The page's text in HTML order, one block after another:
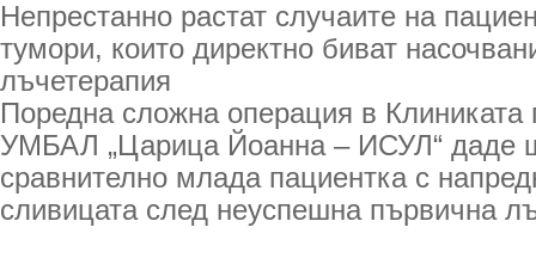
Непрестанно растат случаите на
тумори, които директно биват
лъчетерапия
Поредна сложна операция в
УМБАЛ „Царица Йоанна – ИСУЛ“ даде
сравнително млада пациентка с
сливицата след неуспешна първична